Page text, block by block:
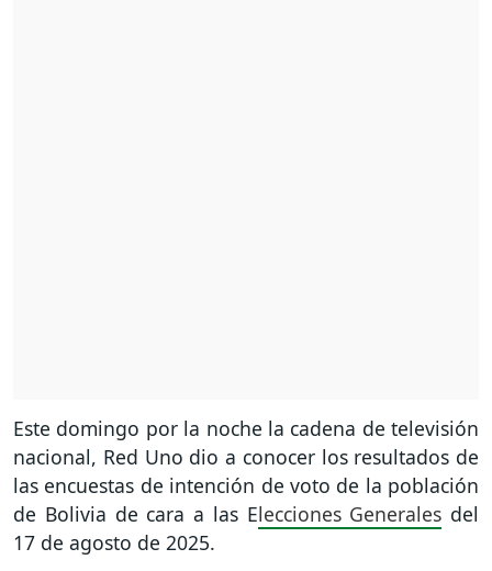
Este domingo por la noche la cadena de televisión
nacional, Red Uno dio a conocer los resultados de
las encuestas de intención de voto de la población
de Bolivia de cara a las Elecciones Generales del
17 de agosto de 2025.